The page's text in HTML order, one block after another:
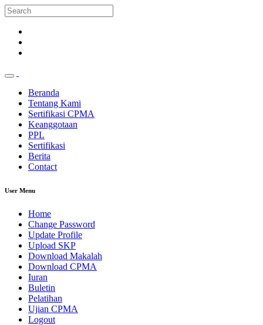
Beranda
Tentang Kami
Sertifikasi CPMA
Keanggotaan
PPL
Sertifikasi
Berita
Contact
User Menu
Home
Change Password
Update Profile
Upload SKP
Download Makalah
Download CPMA
Iuran
Buletin
Pelatihan
Ujian CPMA
Logout